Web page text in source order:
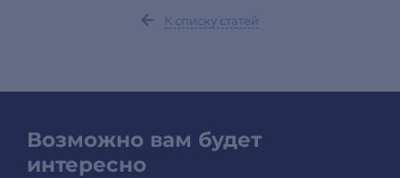
К списку статей
Возможно вам будет
интересно